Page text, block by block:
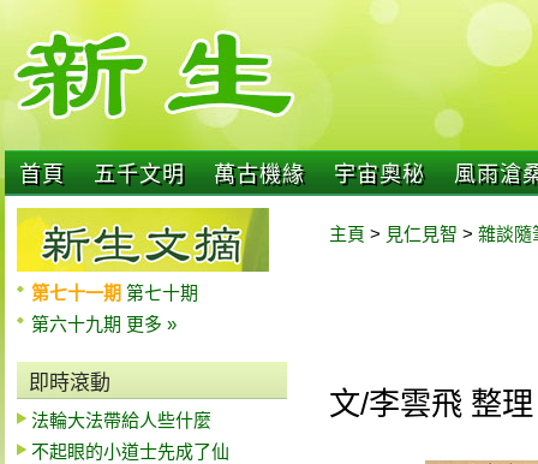
首頁 五千文明 萬古機緣 宇宙奧秘 風雨滄
第七十一期 第七十期
第六十九期 更多 »
即時滾動
法輪大法帶給人些什麼
不起眼的小道士先成了仙
主頁 > 見仁見智 > 雜談隨
文/李雲飛 整理